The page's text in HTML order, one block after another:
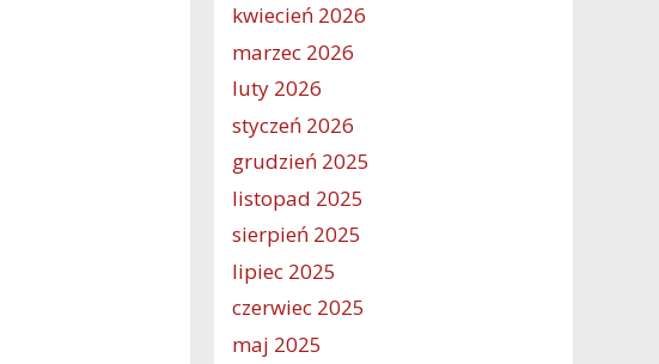
kwiecień 2026
marzec 2026
luty 2026
styczeń 2026
grudzień 2025
listopad 2025
sierpień 2025
lipiec 2025
czerwiec 2025
maj 2025